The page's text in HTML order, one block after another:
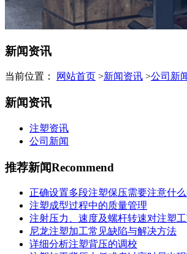
新闻资讯
当前位置： 网站首页 >新闻资讯 >公司新
新闻资讯
注塑资讯
公司新闻
推荐新闻Recommend
正确设置多段注塑保压需要注意什么
注塑成型过程中的质量管理
注射压力、速度及螺杆转速对注塑
尼龙注塑加工常见缺陷与解决方法
详细分析注塑背压的调校